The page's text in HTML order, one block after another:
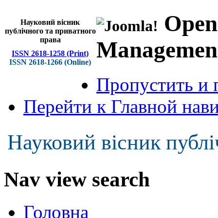
Науковий вісник
публічного та приватного
права
ISSN 2618-1258 (Print)
ISSN 2618-1266 (Online)
Пропустить и
Перейти к Главной
Науковий вісник
Nav view search
Головна